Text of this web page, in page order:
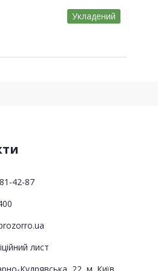
Укладений
42-87
лист